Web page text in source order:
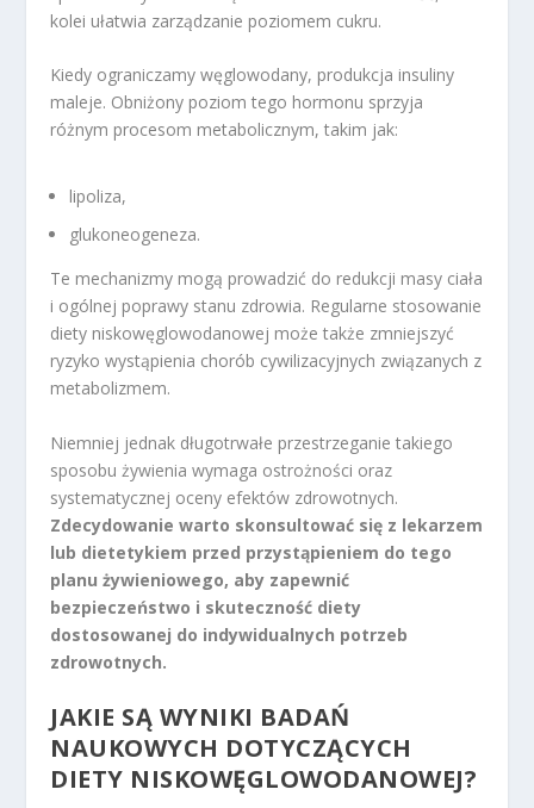
kolei ułatwia zarządzanie poziomem cukru.
Kiedy ograniczamy węglowodany, produkcja insuliny
maleje. Obniżony poziom tego hormonu sprzyja
różnym procesom metabolicznym, takim jak:
lipoliza,
glukoneogeneza.
Te mechanizmy mogą prowadzić do redukcji masy ciała
i ogólnej poprawy stanu zdrowia. Regularne stosowanie
diety niskowęglowodanowej może także zmniejszyć
ryzyko wystąpienia chorób cywilizacyjnych związanych z
metabolizmem.
Niemniej jednak długotrwałe przestrzeganie takiego
sposobu żywienia wymaga ostrożności oraz
systematycznej oceny efektów zdrowotnych.
Zdecydowanie warto skonsultować się z lekarzem
lub dietetykiem przed przystąpieniem do tego
planu żywieniowego, aby zapewnić
bezpieczeństwo i skuteczność diety
dostosowanej do indywidualnych potrzeb
zdrowotnych.
JAKIE SĄ WYNIKI BADAŃ
NAUKOWYCH DOTYCZĄCYCH
DIETY NISKOWĘGLOWODANOWEJ?